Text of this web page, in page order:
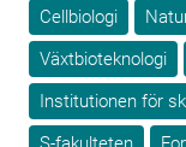
Cellbiologi
Växtbioteknologi
Institutionen för